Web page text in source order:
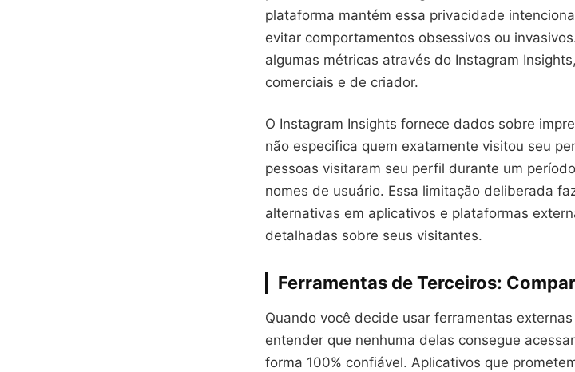
plataforma mantém essa privacidade
evitar comportamentos obsessivos ou
algumas métricas através do Instagram
comerciais e de criador.
O Instagram Insights fornece dados sobre
não especifica quem exatamente visitou seu
pessoas visitaram seu perfil durante um
nomes de usuário. Essa limitação deliberada
alternativas em aplicativos e plataformas
detalhadas sobre seus visitantes.
Ferramentas de Terceiros:
Quando você decide usar ferramentas
entender que nenhuma delas consegue
forma 100% confiável. Aplicativos que